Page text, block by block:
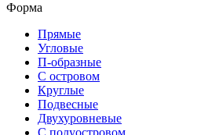
Форма
Прямые
Угловые
П-образные
С островом
Круглые
Подвесные
Двухуровневые
С полуостровом